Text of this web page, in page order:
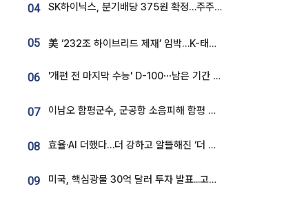
04 SK하이닉스, 분기배당 375원 확정…주주환원책 9월로 앞당겨 발표
05 美 ‘232조 하이브리드 제재’ 임박…K-태양광, 불확실성 털고 날개 다나
06 '개편 전 마지막 수능' D-100⋯남은 기간 성적 올릴 전략은
07 이남오 함평군수, 군공항 소음피해 함평 보상 요구
08 효율·AI 더했다…더 강하고 알뜰해진 ‘더 뉴 그랜저 하이브리드’ [ET의 모빌리티]
09 미국, 핵심광물 30억 달러 투자 발표...고려아연 대미투자 언급